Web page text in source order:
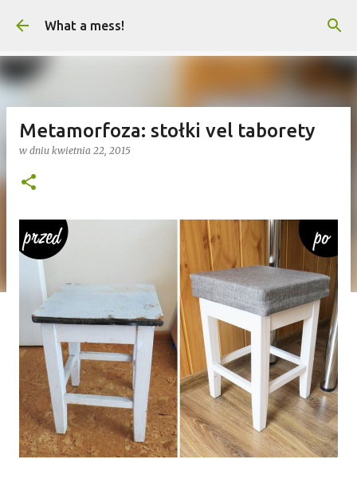
Przejdź do głównej zawartości
What a mess!
Metamorfoza: stołki vel taborety
w dniu kwietnia 22, 2015